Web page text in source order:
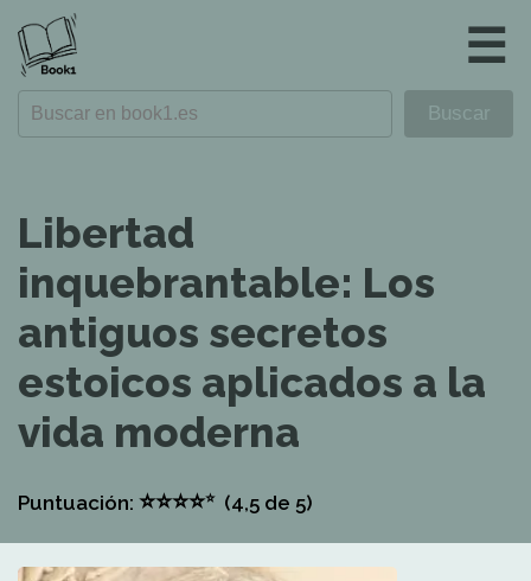
☰
Libertad
inquebrantable: Los
antiguos secretos
estoicos aplicados a la
vida moderna
Puntuación: ⭐⭐⭐⭐⭐(4,5 de 5)